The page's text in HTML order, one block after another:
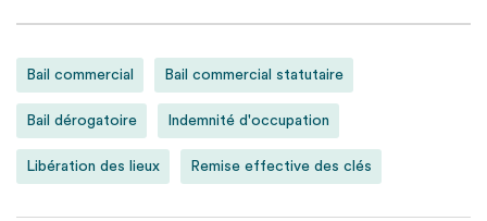
Bail commercial Bail commercial statutaire
Bail dérogatoire Indemnité d'occupation
Libération des lieux Remise effective des clés